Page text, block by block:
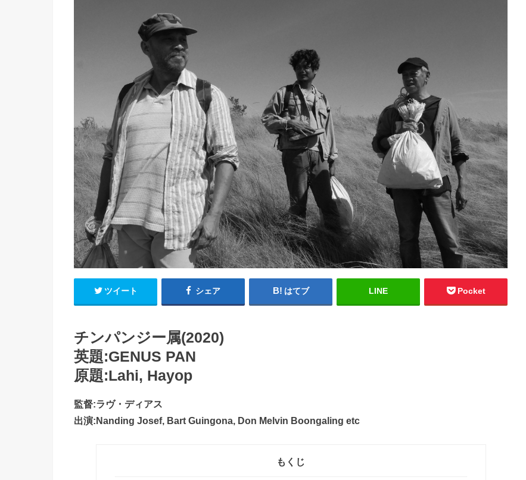
ツイート シェア はてブ LINE Pocket
チンパンジー属(2020)
英題:GENUS PAN
原題:Lahi, Hayop
監督:ラヴ・ディアス
出演:Nanding Josef, Bart Guingona, Don Melvin Boongaling etc
もくじ